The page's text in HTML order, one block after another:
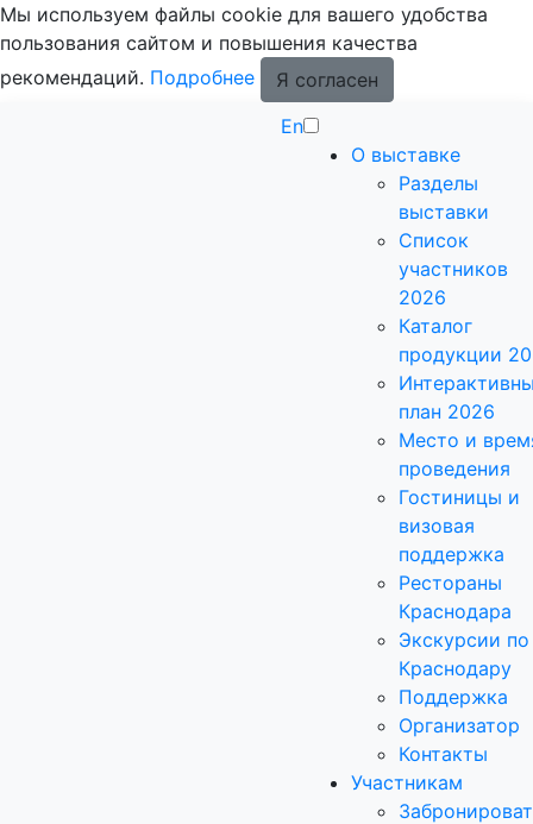
Мы используем файлы cookie для вашего удобства
пользования сайтом и повышения качества
рекомендаций. Подробнее
Я согласен
En
О выставке
Разделы
выставки
Список
участников
2026
Каталог
продукции
план 2026
Место и
проведения
Гостиницы и
визовая
поддержка
Рестораны
Краснодара
Экскурсии по
Краснодару
Поддержка
Организатор
Контакты
Участникам